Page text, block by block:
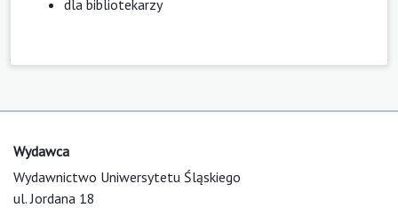
dla bibliotekarzy
Wydawca
Wydawnictwo Uniwersytetu Śląskiego
ul. Jordana 18